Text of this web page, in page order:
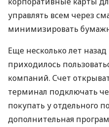
управлять всем через
минимизировать
Еще несколько лет
приходилось
компаний. Счет
терминал подключать
покупать у отдельного
дополнительная